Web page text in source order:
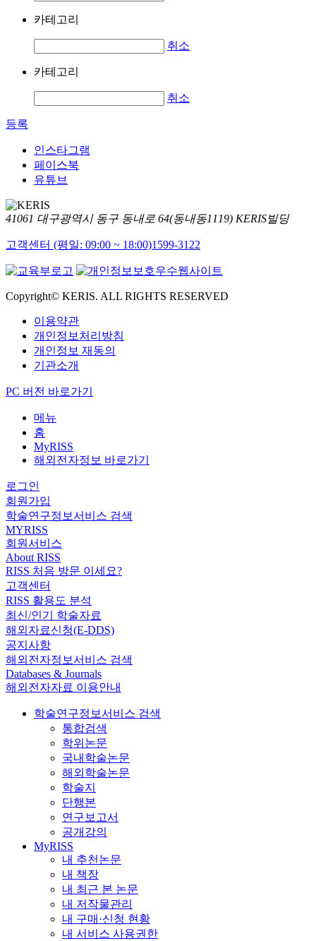
카테고리
취소
카테고리
취소
등록
인스타그램
페이스북
유튜브
41061 대구광역시 동구 동내로 64(동내동1119) KERIS빌딩
고객센터 (평일: 09:00 ~ 18:00)1599-3122
Copyright© KERIS. ALL RIGHTS RESERVED
이용약관
개인정보처리방침
개인정보 재동의
기관소개
PC 버전 바로가기
메뉴
홈
MyRISS
해외전자정보 바로가기
로그인
회원가입
학술연구정보서비스 검색
MYRISS
회원서비스
About RISS
RISS 처음 방문 이세요?
고객센터
RISS 활용도 분석
최신/인기 학술자료
해외자료신청(E-DDS)
공지사항
해외전자정보서비스 검색
Databases & Journals
해외전자자료 이용안내
학술연구정보서비스 검색
통합검색
학위논문
국내학술논문
해외학술논문
학술지
단행본
연구보고서
공개강의
MyRISS
내 추천논문
내 책장
내 최근 본 논문
내 저작물관리
내 구매·신청 현황
내 서비스 사용권한